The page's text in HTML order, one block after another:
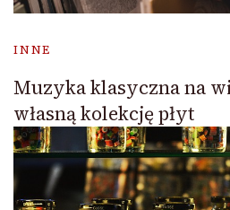
INNE
Muzyka klasyczna na
własną kolekcję płyt